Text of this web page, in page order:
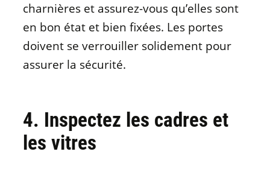
charnières et assurez-vous qu’elles sont
en bon état et bien fixées. Les portes
doivent se verrouiller solidement pour
assurer la sécurité.
4. Inspectez les cadres et
les vitres